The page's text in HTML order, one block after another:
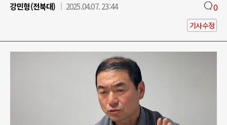
강민형(전북대)
2025.04.07. 23:44 0
기사수정